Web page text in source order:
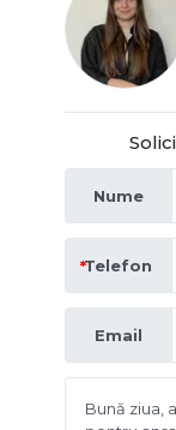
Nume
Telefon
Email